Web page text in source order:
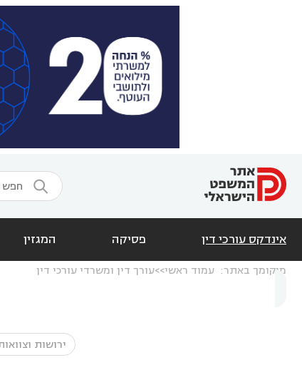

אינדקס עורכי דין פסיקה המגזין
מיקומך באתר: עמוד ראשי עורך דין ומשרדי עורכי דין